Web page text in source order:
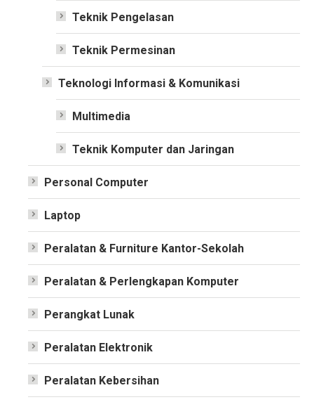
Teknik Pengelasan
Teknik Permesinan
Teknologi Informasi & Komunikasi
Multimedia
Teknik Komputer dan Jaringan
Personal Computer
Laptop
Peralatan & Furniture Kantor-Sekolah
Peralatan & Perlengkapan Komputer
Perangkat Lunak
Peralatan Elektronik
Peralatan Kebersihan